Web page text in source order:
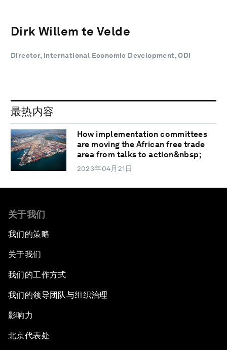
Dirk Willem te Velde
Director, International Economic Development, ODI
最热内容
How implementation committees
are moving the African free trade
area from talks to action&nbsp;
2023年04月21日
关于我们
我们的策略
关于我们
我们的工作方式
我们的领导团队与组织治理
影响力
北京代表处